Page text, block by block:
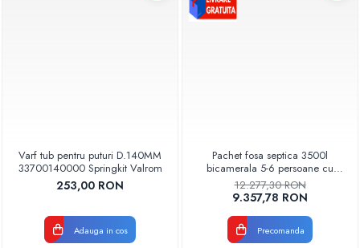
Varf tub pentru puturi D.140MM
33700140000 Springkit Valrom
253,00 RON
Adauga in cos
Pachet fosa septica 3500l
bicamerala 5-6 persoane cu
accesorii Aquaclean Valrom
12.277,30 RON
9.357,78 RON
Precomanda